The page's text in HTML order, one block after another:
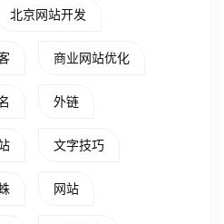
北京网站开发
商业网站优化
外链
文字技巧
网站